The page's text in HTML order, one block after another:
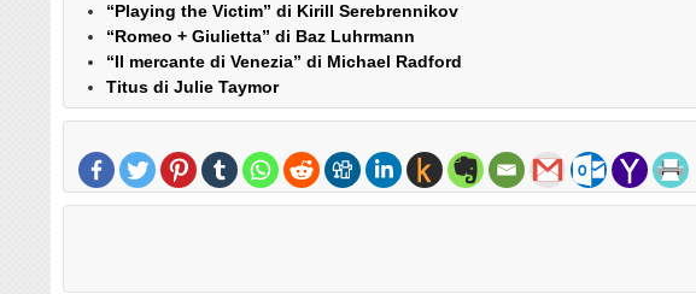
“Playing the Victim” di Kirill Serebrennikov
“Romeo + Giulietta” di Baz Luhrmann
“Il mercante di Venezia” di Michael Radford
Titus di Julie Taymor